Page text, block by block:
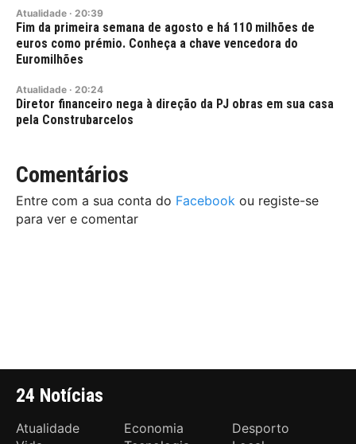
Atualidade · 20:39
Fim da primeira semana de agosto e há 110 milhões de
euros como prémio. Conheça a chave vencedora do
Euromilhões
Atualidade · 20:24
Diretor financeiro nega à direção da PJ obras em sua casa
pela Construbarcelos
Comentários
Entre com a sua conta do Facebook ou registe-se
para ver e comentar
24 Notícias
Atualidade Economia
Desporto